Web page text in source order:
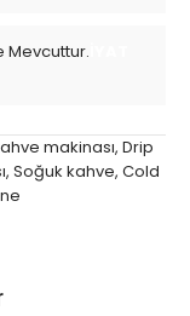
Mevcuttur.
makinası, Drip
, Soğuk kahve, Cold